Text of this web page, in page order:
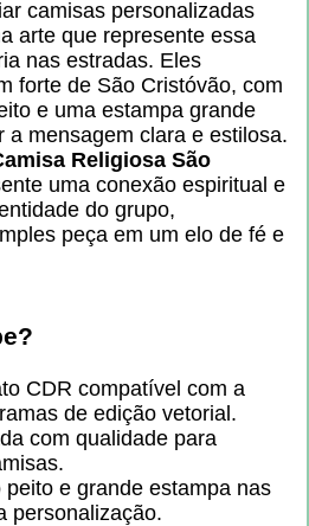
camisas personalizadas
arte que represente essa
nas estradas. Eles
forte de São Cristóvão, com
e uma estampa grande
a mensagem clara e estilosa.
Religiosa São
uma conexão espiritual e
do grupo,
peça em um elo de fé e
CDR compatível com a
de edição vetorial.
com qualidade para
e grande estampa nas
personalização.